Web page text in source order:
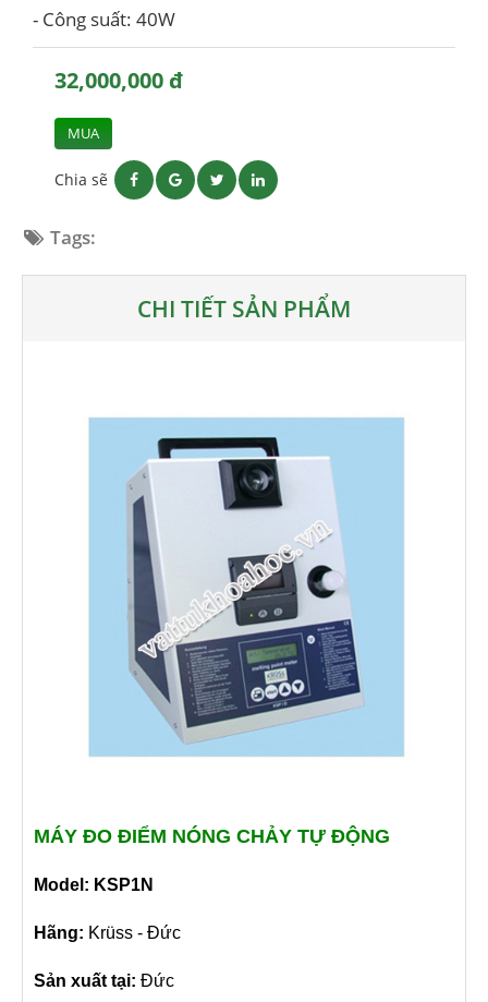
- Công suất: 40W
32,000,000 đ
MUA
Chia sẽ
Tags:
CHI TIẾT SẢN PHẨM
MÁY ĐO ĐIỂM NÓNG CHẢY TỰ ĐỘNG
Model: KSP1N
Hãng: Krüss - Đức
Sản xuất tại: Đức